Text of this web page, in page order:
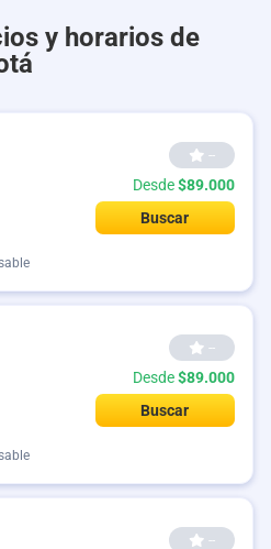
y horarios de
--
Desde$89.000
Buscar
--
Desde$89.000
Buscar
--